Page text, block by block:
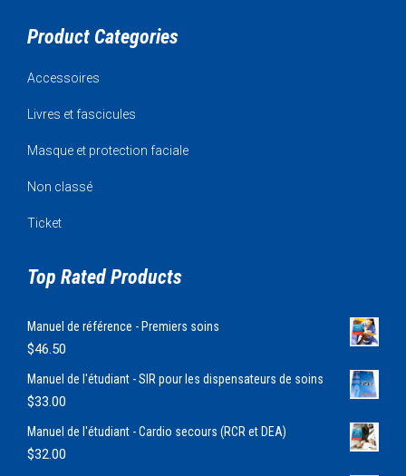
Product Categories
Accessoires
Livres et fascicules
Masque et protection faciale
Non classé
Ticket
Top Rated Products
Manuel de référence - Premiers soins
$46.50
Manuel de l'étudiant - SIR pour les dispensateurs de soins
$33.00
Manuel de l'étudiant - Cardio secours (RCR et DEA)
$32.00